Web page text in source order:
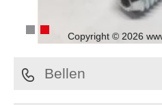
Copyright © 2026
Bellen